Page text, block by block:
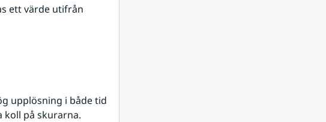
ett värde utifrån
upplösning i både tid
koll på skurarna.